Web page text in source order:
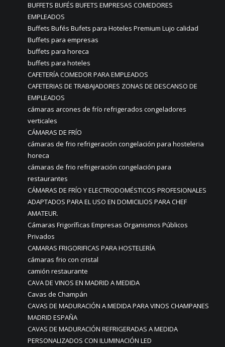
BUFFETS BUFÉS BUFETS EMPRESAS COMEDORES
EMPLEADOS
Buffets Bufés Bufets para Hoteles Premium Lujo calidad
Buffets para empresas
buffets para horeca
buffets para hoteles
CAFETERÍA COMEDOR PARA EMPLEADOS
CAFETERIAS DE TRABAJADORES ZONAS DE DESCANSO DE
EMPLEADOS
cámaras arcones de frío refrigerados congeladores
verticales
CÁMARAS DE FRÍO
cámaras de frio refrigeración congelación para hosteleria
horeca
cámaras de frio refrigeración congelación para
restaurantes
CÁMARAS DE FRÍO Y ELECTRODOMÉSTICOS PROFESIONALES
ADAPTADOS PARA EL USO EN DOMICILIOS PARA CHEF
AMATEUR.
Cámaras Frigoríficas Empresas Organismos Públicos
Privados
CAMARAS FRIGORIFICAS PARA HOSTELERÍA
cámaras frio con cristal
camión restaurante
CAVA DE VINOS EN MADRID A MEDIDA
Cavas de Champán
CAVAS DE MADURACIÓN A MEDIDA PARA VINOS CHAMPANES
MADRID ESPAÑA
CAVAS DE MADURACIÓN REFRIGERADAS A MEDIDA
PERSONALIZADOS CON ILUMINACIÓN LED